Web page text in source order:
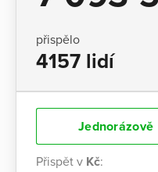
přispělo
4157 lidí
Jednorázově
Přispět v Kč: